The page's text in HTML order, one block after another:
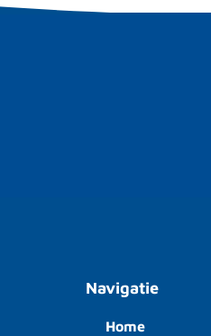
Navigatie
Home